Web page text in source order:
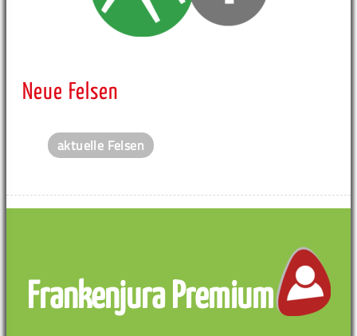
Neue Felsen
aktuelle Felsen
Frankenjura Premium